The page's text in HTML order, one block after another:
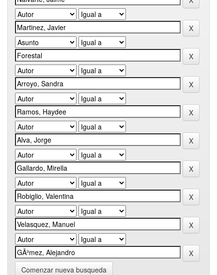
Comenzar nueva busqueda